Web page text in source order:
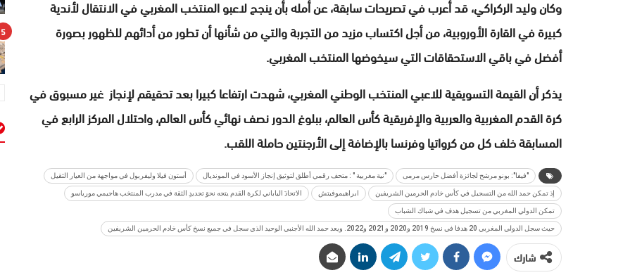
وكان وليد الركراكي، قد أعرب في تصريحات سابقة، عن أمله بأن ينجح لاعبو المنتخب المغربي في الانتقال لأندية
كبيرة في القارة الأوروبية، من أجل اكتساب مزيد من التجربة والتي من شأنها أن تطور من أدائهم للظهور بصورة
أفضل في باقي الاستحقاقات التي سيخوضها المنتخب المغربي.
يذكر أن القيمة التسويقية للاعبي المنتخب الوطني المغربي، شهدت ارتفاعا كبيرا بعد تحقيقم لإنجاز غير مسبوق في
كرة القدم المغربية والعربية والإفريقية كأس العالم، ببلوغ الدور نصف نهائي كأس العالم، واحتلال المركز الرابع في
المسابقة خلف كل من كرواتيا وفرنسا بالإضافة إلى الأرجنتين حاملة اللقب.
"فيفا": بونو مرشح لجائزة أفضل حارس مرمى "نية مغربية " : متحف رقمي أطلق لتوثيق إنجاز الأسود في المونديال أستون فيلا وليفربول في مواجهة من العيار الثقيل
إذ تمكن حمد الله من التسجيل في كأس خادم الحرمين الشريفين ابراهيموفيتش الاتحادَ الياباني لكرة القدم يتجه نحوَ تجديدِ الثقة في مدرب المنتخب هاجيمي مورياسو
تمكن الدولي المغربي من تسجيل هدف في شباك الشباب
حيث سجل الدولي المغربي 20 هدفا في نسخ 2019 و2020 و2021 و2022. ويعد حمد الله الأجنبي الوحيد الذي سجل في جميع نسخ كأس خادم الحرمين الشريفين
شارك
5